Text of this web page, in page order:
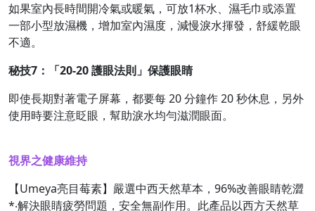
如果室內長時間開冷氣或暖氣，可放1杯水、濕毛巾或添置
一部小型放濕機，增加室內濕度，減慢淚水揮發，舒緩乾眼
不適。
秘技7 ： 「20-20護眼法則」保護眼睛
即使長期對著電子屏幕，都要每 20 分鐘作 20 秒休息，另外
使用時要注意眨眼，幫助淚水均勻滋潤眼面。
視界之健康維持
【Umeya亮目莓素】嚴選中西天然草本，96%改善眼睛乾澀
*‧解決眼睛疲勞問題，安全無副作用。此產品以西方天然草